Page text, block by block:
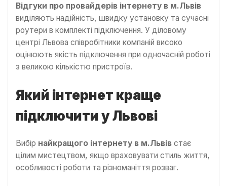
Відгуки про провайдерів інтернету в м.Львів
виділяють надійність, швидку установку та сучасні
роутери в комплекті підключення. У діловому
центрі Львова співробітники компаній високо
оцінюють якість підключення при одночасній роботі
з великою кількістю пристроїв.
Який інтернет краще
підключити у Львові
Вибір найкращого інтернету в м.Львів стає
цілим мистецтвом, якщо враховувати стиль життя,
особливості роботи та різноманіття розваг.